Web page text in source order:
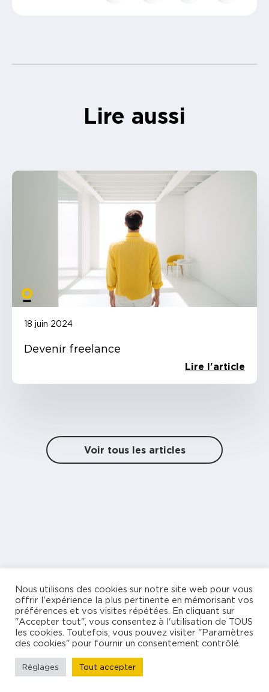
Lire aussi
18 juin 2024
Devenir freelance
Lire l'article
Voir tous les articles
Nous utilisons des cookies sur notre site web pour vous
offrir l'expérience la plus pertinente en mémorisant vos
préférences et vos visites répétées. En cliquant sur
"Accepter tout", vous consentez à l'utilisation de TOUS
les cookies. Toutefois, vous pouvez visiter "Paramètres
des cookies" pour fournir un consentement contrôlé.
Réglages Tout accepter